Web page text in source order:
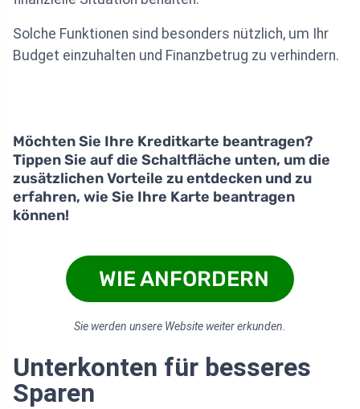
Solche Funktionen sind besonders nützlich, um Ihr
Budget einzuhalten und Finanzbetrug zu verhindern.
Möchten Sie Ihre Kreditkarte beantragen?
Tippen Sie auf die Schaltfläche unten, um die
zusätzlichen Vorteile zu entdecken und zu
erfahren, wie Sie Ihre Karte beantragen
können!
WIE ANFORDERN
Sie werden unsere Website weiter erkunden.
Unterkonten für besseres
Sparen